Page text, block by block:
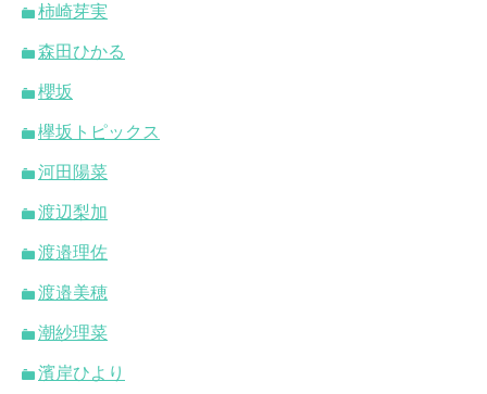
柿崎芽実
森田ひかる
櫻坂
欅坂トピックス
河田陽菜
渡辺梨加
渡邉理佐
渡邉美穂
潮紗理菜
濱岸ひより